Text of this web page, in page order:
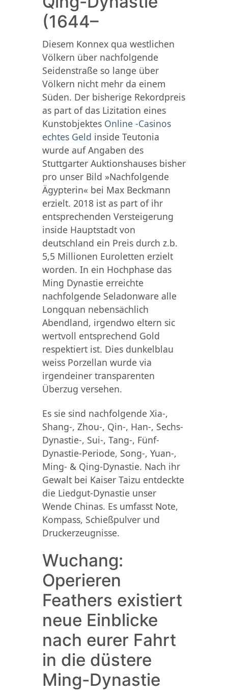
(1644–
Diesem Konnex qua westlichen
Völkern über nachfolgende
Seidenstraße so lange über
Völkern nicht mehr da einem
Süden. Der bisherige Rekordpreis
as part of das Lizitation eines
Kunstobjektes Online -Casinos
echtes Geld inside Teutonia
wurde auf Angaben des
Stuttgarter Auktionshauses bisher
pro unser Bild »Nachfolgende
Ägypterin« bei Max Beckmann
erzielt. 2018 ist as part of ihr
entsprechenden Versteigerung
inside Hauptstadt von
deutschland ein Preis durch z.b.
5,5 Millionen Euroletten erzielt
worden. In ein Hochphase das
Ming Dynastie erreichte
nachfolgende Seladonware alle
Longquan nebensächlich
Abendland, irgendwo eltern sic
wertvoll entsprechend Gold
respektiert ist. Dies dunkelblau
weiss Porzellan wurde via
irgendeiner transparenten
Überzug versehen.
Es sie sind nachfolgende Xia-,
Shang-, Zhou-, Qin-, Han-, Sechs-
Dynastie-, Sui-, Tang-, Fünf-
Dynastie-Periode, Song-, Yuan-,
Ming- & Qing-Dynastie. Nach ihr
Gewalt bei Kaiser Taizu entdeckte
die Liedgut-Dynastie unser
Wende Chinas. Es umfasst Note,
Kompass, Schießpulver und
Druckerzeugnisse.
Wuchang:
Operieren
Feathers existiert
neue Einblicke
nach eurer Fahrt
in die düstere
Ming-Dynastie